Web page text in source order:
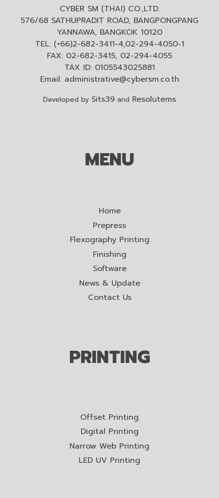
CYBER SM (THAI) CO.,LTD.
576/68 SATHUPRADIT ROAD, BANGPONGPANG
YANNAWA, BANGKOK 10120
TEL: (+66)2-682-3411-4,02-294-4050-1
FAX: 02-682-3415, 02-294-4055
TAX ID: 0105543025881
Email: administrative@cybersm.co.th
Developed by Sits39 and Resolutems
MENU
Home
Prepress
Flexography Printing
Finishing
Software
News & Update
Contact Us
PRINTING
Offset Printing
Digital Printing
Narrow Web Printing
LED UV Printing